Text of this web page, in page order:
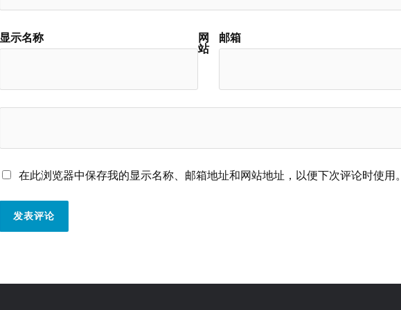
显示名称 邮箱
网
站
在此浏览器中保存我的显示名称、邮箱地址和网站地址，以便下次评论时使用。